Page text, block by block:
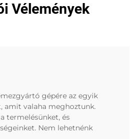
Vélemények
gépére az egyik
amit valaha meghoztunk.
termelésünket, és
Nem lehetnénk